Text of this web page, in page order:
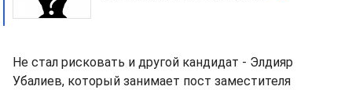
Не стал рисковать и другой кандидат - Элдияр
Убалиев, который занимает пост заместителя